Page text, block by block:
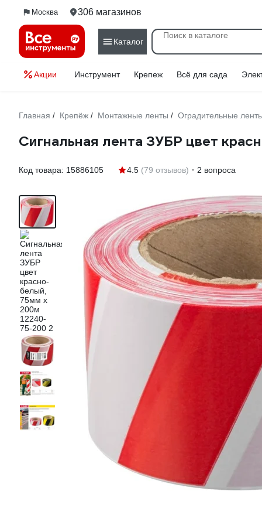
Москва 306 магазинов
Каталог
Акции Инструмент Крепеж Всё для сада
Главная / Крепёж / Монтажные ленты / Оградительные
Сигнальная лента ЗУБР цвет
Код товара: 15886105 4.5 (79 отзывов) 2 вопроса